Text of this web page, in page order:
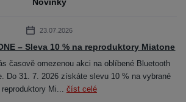
23.07.2026
– Sleva 10 % na reproduktory Miatone
časově omezenou akci na oblíbené Bluetooth
Do 31. 7. 2026 získáte slevu 10 % na vybrané
reproduktory Mi... číst celé